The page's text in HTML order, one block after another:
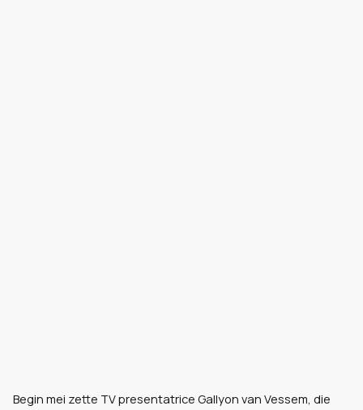
Begin mei zette TV presentatrice Gallyon van Vessem, die